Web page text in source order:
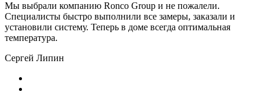
Мы выбрали компанию Ronco Group и не пожалели.
Специалисты быстро выполнили все замеры, заказали и
установили систему. Теперь в доме всегда оптимальная
температура.
Сергей Липин